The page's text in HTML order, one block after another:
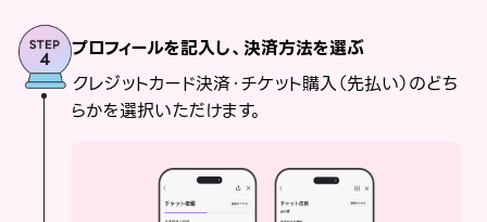
プロフィールを記入し、決済方法を選ぶ
クレジットカード決済・チケット購入（先払い）のどち
らかを選択いただけます。